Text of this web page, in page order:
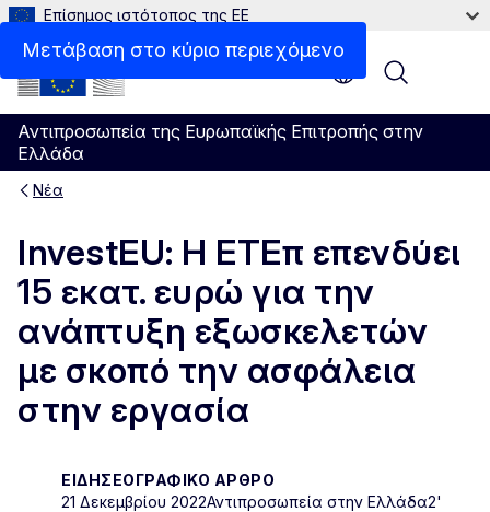
Μετάβαση στο κύριο περιεχόμενο
Επίσημος ιστότοπος της ΕΕ
Αντιπροσωπεία της Ευρωπαϊκής Επιτροπής στην
Ελλάδα
Menu
Νέα
InvestEU: Η ΕΤΕπ επενδύει
15 εκατ. ευρώ για την
ανάπτυξη εξωσκελετών
με σκοπό την ασφάλεια
στην εργασία
ΕΙΔΗΣΕΟΓΡΑΦΙΚΌ ΆΡΘΡΟ
21 Δεκεμβρίου 2022Αντιπροσωπεία στην Ελλάδα2'